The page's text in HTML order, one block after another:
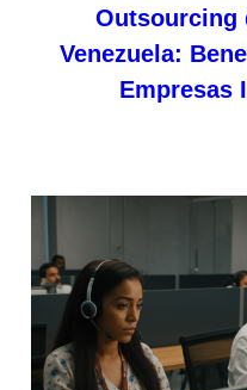
Outsourcing
Venezuela:
Empresas